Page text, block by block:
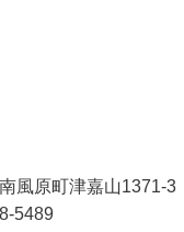
風原町津嘉山1371-3
5489